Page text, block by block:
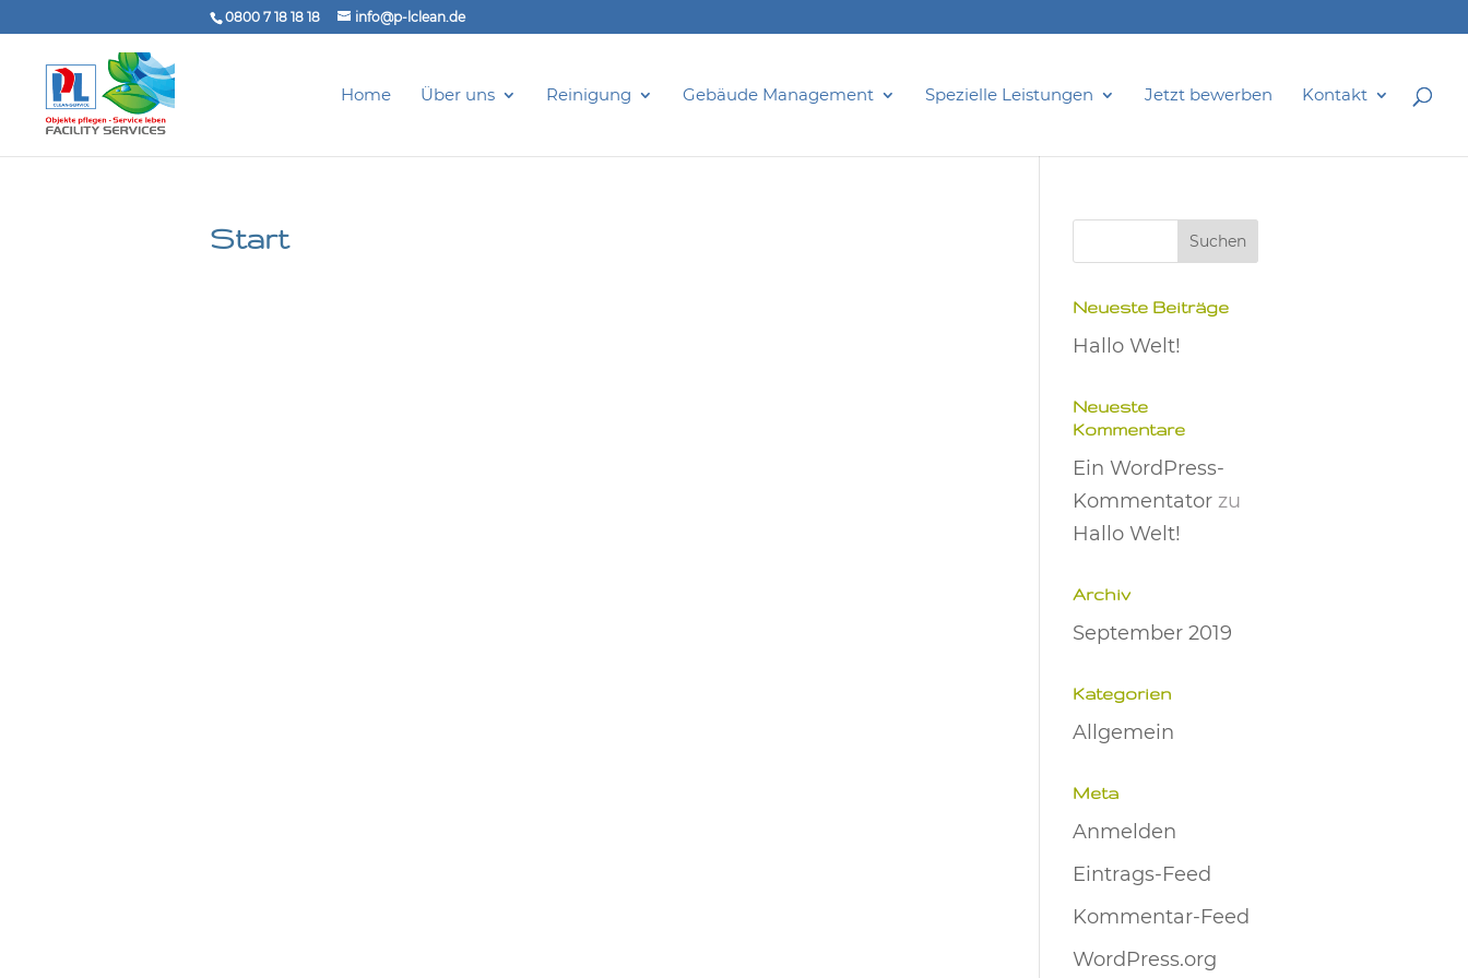
0800 7 18 18 18 info@p-lclean.de
Home Über uns Reinigung Gebäude Management Spezielle Leistungen Jetzt bewerben Kontakt
Start
Neueste Beiträge
Hallo Welt!
Neueste
Kommentare
Ein WordPress-
Kommentatorzu
Hallo Welt!
Archiv
September 2019
Kategorien
Allgemein
Meta
Anmelden
Eintrags-Feed
Kommentar-Feed
WordPress.org